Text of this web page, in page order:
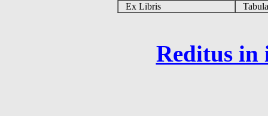
Ex Libris
Reditus in